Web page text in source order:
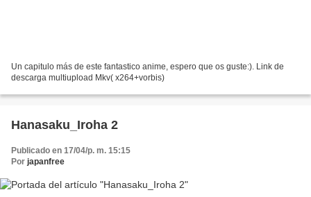
Un capitulo más de este fantastico anime, espero que os guste:). Link de
descarga multiupload Mkv( x264+vorbis)
Hanasaku_Iroha 2
Publicado en 17/04/p. m. 15:15
Por japanfree